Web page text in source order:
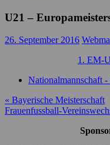
U21 –
26. September 2016
1. EM-
Nationalmannschaft
Beitragsnavigation
« Bayerische Meisterschaft
Frauenfussball-